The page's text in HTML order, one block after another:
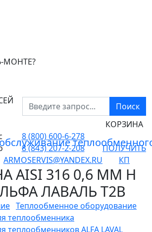
МОНТЕ?
Поиск
8 (800) 600-6-278
8 (843) 207-2-208
ARMOSERVIS@YANDEX.RU
КОРЗИНА
ПОЛУЧИТЬ
КП
AISI 316 0,6 ММ H
ЛАВАЛЬ T2B
Теплообменное оборудование
теплообменника
теплообменников ALFA LAVAL